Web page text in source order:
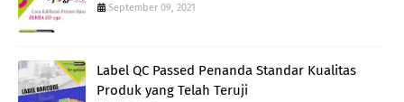
September 09, 2021
Label QC Passed Penanda Standar Kualitas
Produk yang Telah Teruji